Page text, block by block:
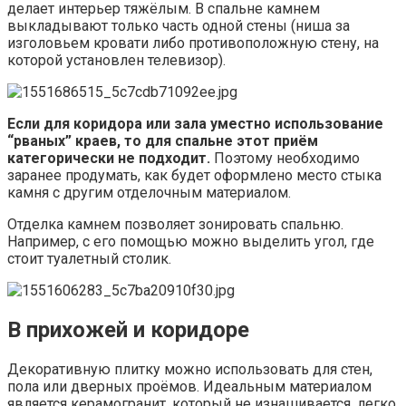
делает интерьер тяжёлым. В спальне камнем
выкладывают только часть одной стены (ниша за
изголовьем кровати либо противоположную стену, на
которой установлен телевизор).
Если для коридора или зала уместно использование
“рваных” краев, то для спальне этот приём
категорически не подходит. Поэтому необходимо
заранее продумать, как будет оформлено место стыка
камня с другим отделочным материалом.
Отделка камнем позволяет зонировать спальню.
Например, с его помощью можно выделить угол, где
стоит туалетный столик.
В прихожей и коридоре
Декоративную плитку можно использовать для стен,
пола или дверных проёмов. Идеальным материалом